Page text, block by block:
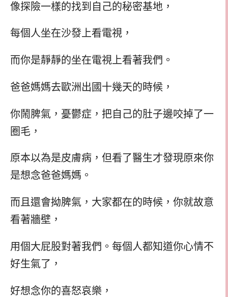
像探險一樣的找到自己的秘密基地，
每個人坐在沙發上看電視，
而你是靜靜的坐在電視上看著我們。
爸爸媽媽去歐洲出國十幾天的時候，
你鬧脾氣，憂鬱症，把自己的肚子邊咬掉了一
圈毛，
原本以為是皮膚病，但看了醫生才發現原來你
是想念爸爸媽媽。
而且還會拗脾氣，大家都在的時候，你就故意
看著牆壁，
用個大屁股對著我們。每個人都知道你心情不
好生氣了，
好想念你的喜怒哀樂，